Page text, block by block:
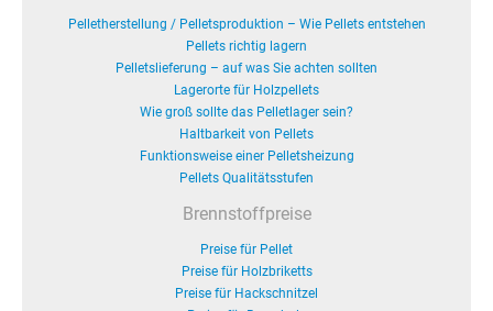
Pelletherstellung / Pelletsproduktion – Wie Pellets entstehen
Pellets richtig lagern
Pelletslieferung – auf was Sie achten sollten
Lagerorte für Holzpellets
Wie groß sollte das Pelletlager sein?
Haltbarkeit von Pellets
Funktionsweise einer Pelletsheizung
Pellets Qualitätsstufen
Brennstoffpreise
Preise für Pellet
Preise für Holzbriketts
Preise für Hackschnitzel